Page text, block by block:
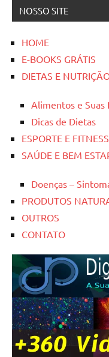
NOSSO SITE
HOME
E-BOOKS GRÁTIS
DIETAS E
Alimentos e Suas
Dicas de Dietas
ESPORTE E FITNESS
SAÚDE E BEM
Doenças –
PRODUTOS
OUTROS
CONTATO